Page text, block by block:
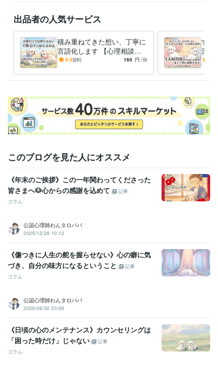
通常：深夜0時半～2時半頃
日・火曜：深夜帯＋夕方待機
木・土曜：深夜0時半～2時半頃の待機はありません
ゆっくりお話しいただけるよう、少し余裕をもって待機を終了しており
ます。
応可能ですのでご安心ください。
なお、待機できない日もございます。
ご理解のほどよろしくお願いいたします。
資格・検定
公認心理師 取得年 : 2022年
得意分野
悩み相談・カウンセリング
心理カウンセリング、臨床心理学、心理
療法 カードセラピー（タロット）
心理カウンセリング タロット
出品者の人気サービス
積み重ねてきた想い、丁寧に
言語化します 【心理相談
室】共感だけでは終わらない
5.0(20) 160 円 /分
すれ
深く
らな
正体
このブログを見た人にオススメ
《年末のご挨拶》この一年関わってくださった
皆さまへ🐶心からの感謝を込めて
記事
コラム
公認心理師わんタロパパ
2025/12/28 10:12
《傷つきに人生の舵を握らせない》心の癖に気
づき、自分の味方になるということ
記事
コラム
公認心理師わんタロパパ
2026/06/30 20:06
《日頃の心のメンテナンス》カウンセリングは
「困った時だけ」じゃない
記事
コラム